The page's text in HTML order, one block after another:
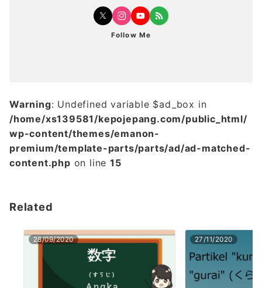
Follow Me
Warning: Undefined variable $ad_box in
/home/xs139581/kepojepang.com/public_html/
wp-content/themes/emanon-
premium/template-parts/parts/ad/ad-matched-
content.php on line15
Related
28/09/2020 27/11/2020